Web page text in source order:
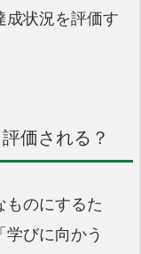
成状況を評価す
価される？
ものにするた
びに向かう